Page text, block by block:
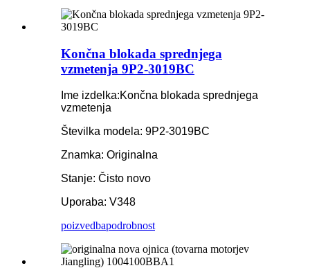
Končna blokada sprednjega
vzmetenja 9P2-3019BC
Ime izdelka:Končna blokada sprednjega
vzmetenja
Številka modela: 9P2-3019BC
Znamka: Originalna
Stanje: Čisto novo
Uporaba: V348
poizvedbapodrobnost